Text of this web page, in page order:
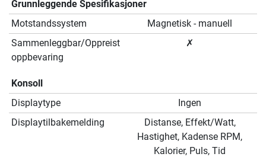
Grunnleggende Spesifikasjoner
Motstandssystem
Magnetisk - manuell
Sammenleggbar/Oppreist
oppbevaring
✗
Konsoll
Displaytype
Ingen
Displaytilbakemelding
Distanse, Effekt/Watt,
Hastighet, Kadense RPM,
Kalorier, Puls, Tid